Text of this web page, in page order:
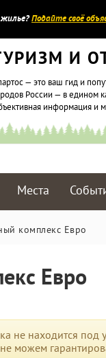
Подайте своё
И
— это ваш гид и
России — в едином
информация и
Места
комплекс Евро
Евро
не находится под
можем